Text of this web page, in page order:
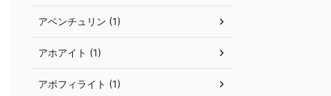
アベンチュリン (1)
アホアイト (1)
アポフィライト (1)